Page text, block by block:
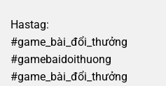
Hastag:
#game_bài_đổi_thưởng
#gamebaidoithuong
#game_bài_đổi_thưởng